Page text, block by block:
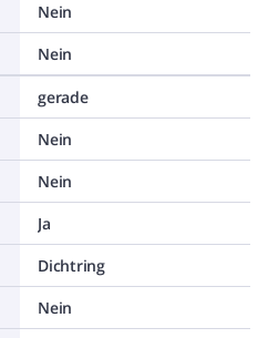
Nein
Nein
gerade
Nein
Nein
Ja
Dichtring
Nein